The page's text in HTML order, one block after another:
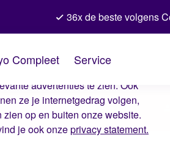
wij ervoor dat je ervaring op de
advertenties te zien. Ook
ze je internetgedrag volgen,
op en buiten onze website.
je ook onzeprivacy statement.
36x de beste volgens
Compleet Service
Start een topic